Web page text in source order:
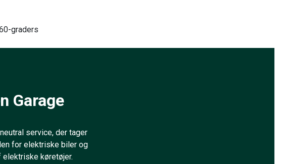
graders
Garage
service, der tager
for elektriske biler og
køretøjer.